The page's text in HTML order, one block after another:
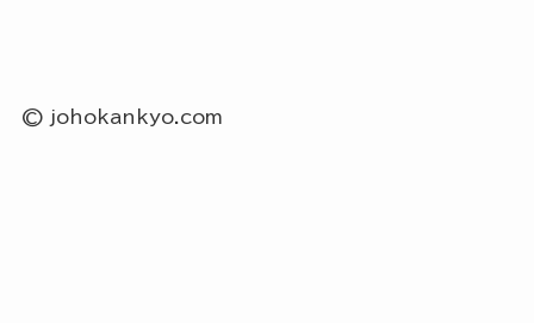
©johokankyo.com